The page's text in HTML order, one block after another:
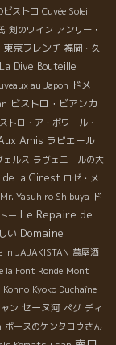
ビストロ Cuvée Soleil
剣のワイン アンリー・
東京フレンチ 福岡・久
La Dive Bouteille
au Japon ドメー
ビストロ・ビアンカ
トロ・ア・ボワール・
Amis ラピエール
ェルス ラヴェニールの大
de la Ginest ロゼ・メ
Mr. Yasuhiro Shibuya ド
ー Le Repaire de
い Domaine
in JAJAKISTAN 萬屋酒
la Font Ronde Mont
Konno Kyoko Duchaîne
ン セーヌ河 ペグ ディ
ボーヌのケンタロウさん